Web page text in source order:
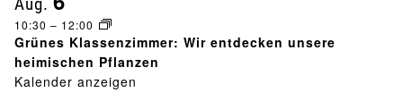
n
g
-
10:30 – 12:00
Grünes Klassenzimmer: Wir entdecken unsere
heimischen Pflanzen
Kalender anzeigen